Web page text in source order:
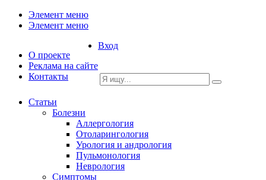
Элемент меню
Элемент меню
О проекте
Реклама на сайте
Контакты
Вход
Статьи
Болезни
Аллергология
Отоларингология
Урология и андрология
Пульмонология
Неврология
Симптомы